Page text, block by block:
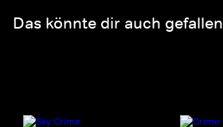
Das könnte dir auch gefallen